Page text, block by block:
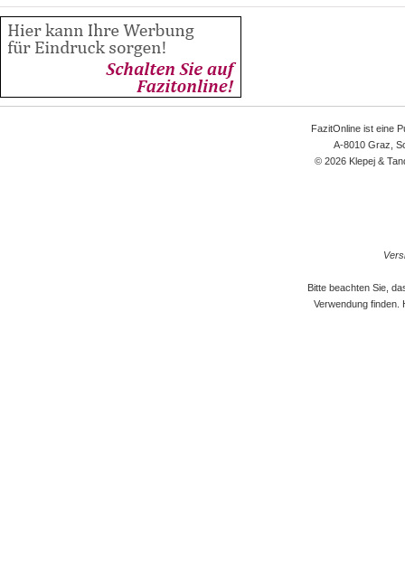
FazitOnline ist eine
A-8010 Graz,
© 2026 Klepej &
Bitte beachten Sie,
Verwendung finden.